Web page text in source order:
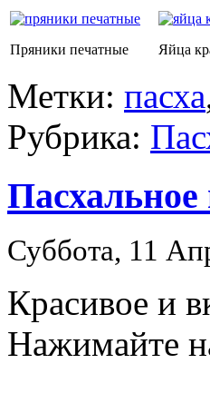
Пряники печатные Яйца
Метки: пасха
Рубрика:
Пасхальное
Суббота, 11
Красивое и
Нажимайте